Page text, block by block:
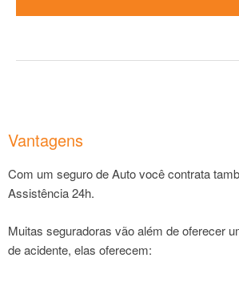
Vantagens
Com um seguro de Auto você contrata
Assistência 24h.
Muitas seguradoras vão além de oferecer
de acidente, elas oferecem: